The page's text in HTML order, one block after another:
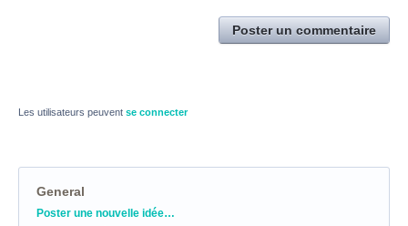
Poster un commentaire
Les utilisateurs peuvent se connecter
General
Catégories
Poster une nouvelle idée…